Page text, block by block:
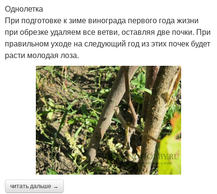
Однолетка
При подготовке к зиме винограда первого года жизни
при обрезке удаляем все ветви, оставляя две почки. При
правильном уходе на следующий год из этих почек будет
расти молодая лоза.
читать дальше →